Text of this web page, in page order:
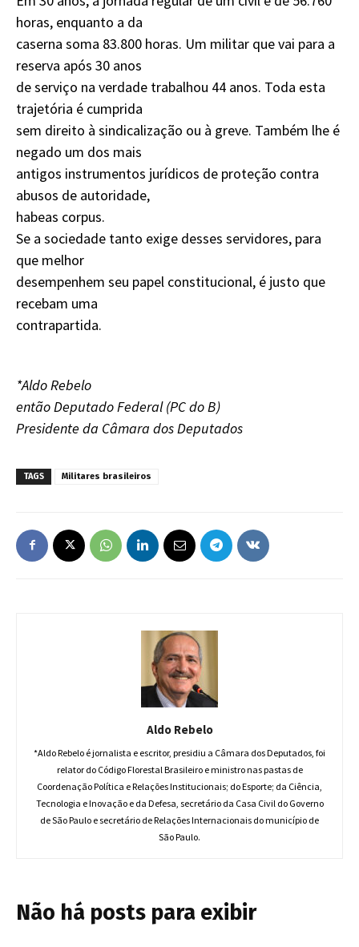
horas, enquanto a da
caserna soma 83.800 horas. Um militar que vai para a
reserva após 30 anos
de serviço na verdade trabalhou 44 anos. Toda esta
trajetória é cumprida
sem direito à sindicalização ou à greve. Também lhe é
negado um dos mais
antigos instrumentos jurídicos de proteção contra
abusos de autoridade,
habeas corpus.
Se a sociedade tanto exige desses servidores, para
que melhor
desempenhem seu papel constitucional, é justo que
recebam uma
contrapartida.
*Aldo Rebelo
então Deputado Federal (PC do B)
Presidente da Câmara dos Deputados
TAGS Militares brasileiros
Aldo Rebelo
*Aldo Rebelo é jornalista e escritor, presidiu a Câmara dos Deputados, foi
relator do Código Florestal Brasileiro e ministro nas pastas de
Coordenação Política e Relações Institucionais; do Esporte; da Ciência,
Tecnologia e Inovação e da Defesa, secretário da Casa Civil do Governo
de São Paulo e secretário de Relações Internacionais do município de
São Paulo.
Não há posts para exibir